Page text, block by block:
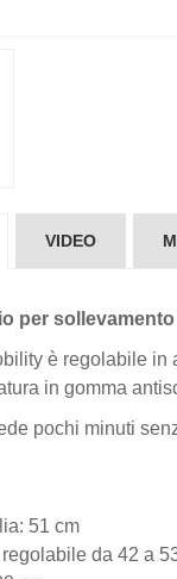
VIDEO
per
è regolabile in
in gomma
pochi minuti
51 cm
da 42 a